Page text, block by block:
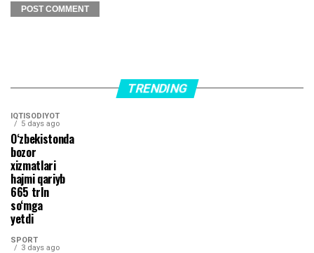
TRENDING
IQTISODIYOT
5 days ago
O‘zbekistonda
bozor
xizmatlari
hajmi qariyb
665 trln
so‘mga
yetdi
SPORT
3 days ago